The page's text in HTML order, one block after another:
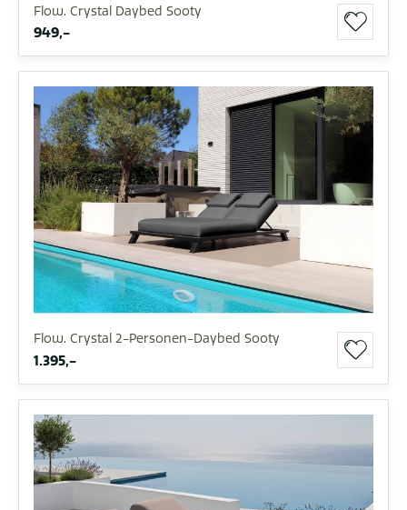
Flow. Crystal Daybed Sooty
949,-
Flow. Crystal 2-Personen-Daybed Sooty
1.395,-